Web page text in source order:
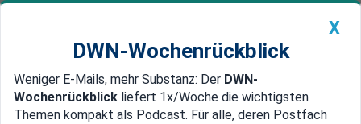
Newsticker MEIN DWN: Geldanlage Premium
Edelmetalle DWN-Magazin China
X
DWN-Wochenrückblick
Weniger E-Mails, mehr Substanz: Der DWN-
Wochenrückblick liefert 1x/Woche die wichtigsten
Themen kompakt als Podcast. Für alle, deren Postfach